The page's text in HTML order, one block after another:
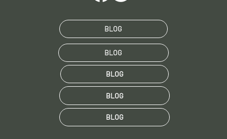
BLOG
BLOG
BLOG
BLOG
BLOG